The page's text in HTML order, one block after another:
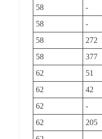
58
-
58
-
58
272
58
377
62
51
62
42
62
-
62
205